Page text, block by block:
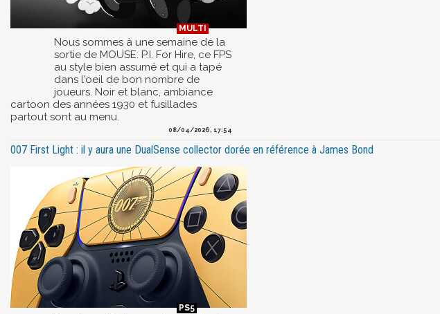
Nous sommes à une semaine de la
sortie de MOUSE: P.I. For Hire, ce FPS
au style bien assumé et qui a tapé
dans l'oeil de bon nombre de
joueurs. Noir et blanc, ambiance
cartoon des années 1930 et fusillades
partout sont au menu.
08/04/2026, 17:54
007 First Light : il y aura une DualSense collector dorée en référence à James Bond